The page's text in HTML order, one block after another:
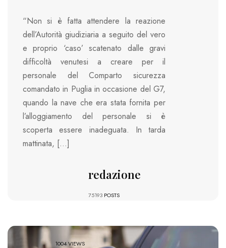
“Non si è fatta attendere la reazione
dell’Autorità giudiziaria a seguito del vero
e proprio ‘caso’ scatenato dalle gravi
difficoltà venutesi a creare per il
personale del Comparto sicurezza
comandato in Puglia in occasione del G7,
quando la nave che era stata fornita per
l’alloggiamento del personale si è
scoperta essere inadeguata. In tarda
mattinata, […]
redazione
75193 POSTS
1004 VIEWS